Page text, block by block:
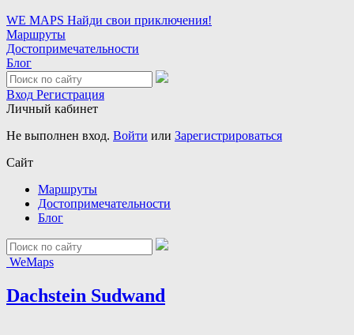
WE MAPS Найди свои приключения!
Маршруты
Достопримечательности
Блог
Вход Регистрация
Личный кабинет
Не выполнен вход. Войти или Зарегистрироваться
Сайт
Маршруты
Достопримечательности
Блог
WeMaps
Dachstein Sudwand